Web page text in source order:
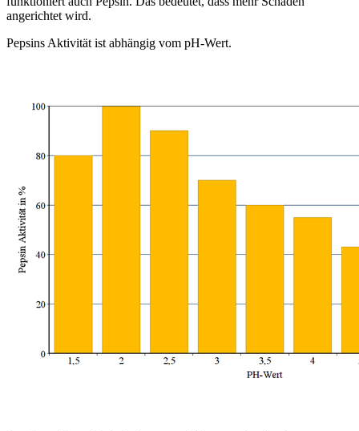
angerichtet wird.
Pepsins Aktivität ist abhängig vom pH-Wert.